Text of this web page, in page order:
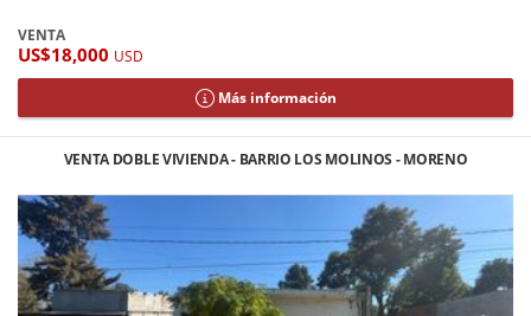
VENTA
US$18,000 USD
Más información
VENTA DOBLE VIVIENDA - BARRIO LOS MOLINOS - MORENO